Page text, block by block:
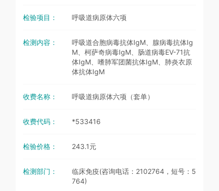
检验项目： 呼吸道病原体六项
检测内容：
呼吸道合胞病毒抗体IgM、腺病毒抗体Ig
M、柯萨奇病毒IgM、肠道病毒EV-71抗
体IgM、嗜肺军团菌抗体IgM、肺炎衣原
体抗体IgM
收费名称： 呼吸道病原体六项（套单）
收费代码： *533416
检验价格： 243.1元
检测部门：
临床免疫(咨询电话：2102764，短号：5
764)